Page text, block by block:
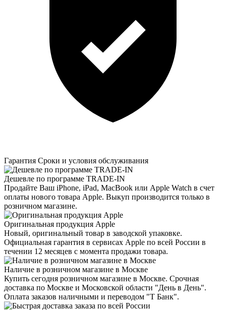
Гарантия Сроки и условия обслуживания
Дешевле по программе TRADE-IN
Продайте Ваш iPhone, iPad, MacBook или Apple Watch в счет
оплаты нового товара Apple. Выкуп производится только в
розничном магазине.
Оригинальная продукция Apple
Новый, оригинальный товар в заводской упаковке.
Официальная гарантия в сервисах Apple по всей России в
течении 12 месяцев с момента продажи товара.
Наличие в розничном магазине в Москве
Купить сегодня розничном магазине в Москве. Срочная
доставка по Москве и Московской области "День в День".
Оплата заказов наличными и переводом "Т Банк".